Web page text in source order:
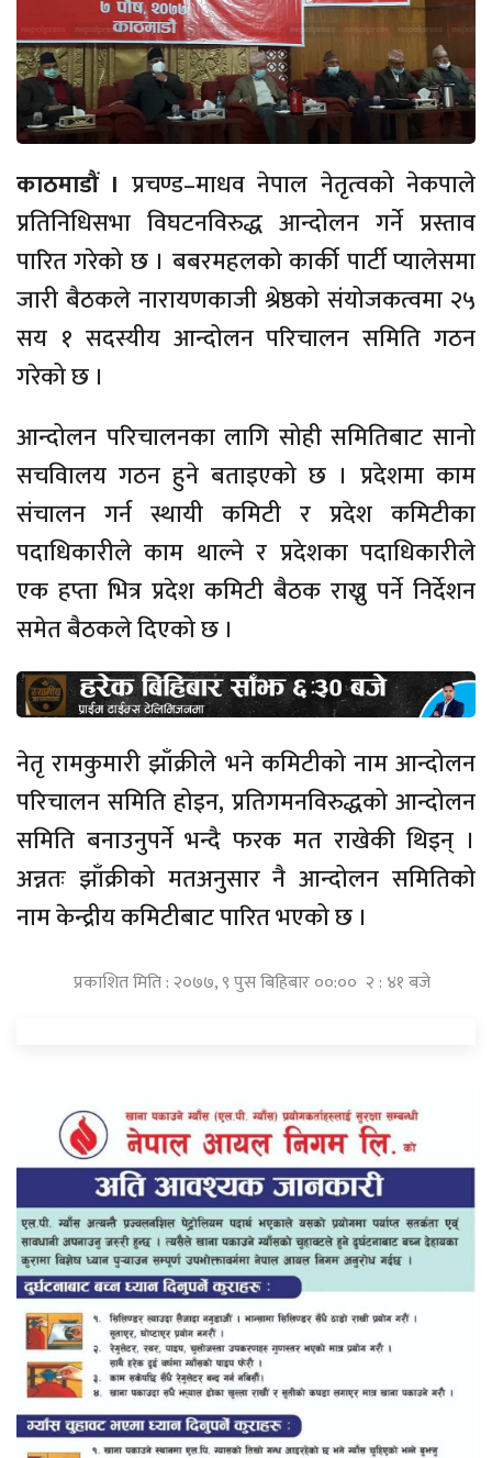
काठमाडौं । प्रचण्ड–माधव नेपाल नेतृत्वको नेकपाले
प्रतिनिधिसभा विघटनविरुद्ध आन्दोलन गर्ने प्रस्ताव
पारित गरेको छ । बबरमहलको कार्की पार्टी प्यालेसमा
जारी बैठकले नारायणकाजी श्रेष्ठको संयोजकत्वमा २५
सय १ सदस्यीय आन्दोलन परिचालन समिति गठन
गरेको छ ।
आन्दोलन परिचालनका लागि सोही समितिबाट सानो
सचविालय गठन हुने बताइएको छ । प्रदेशमा काम
संचालन गर्न स्थायी कमिटी र प्रदेश कमिटीका
पदाधिकारीले काम थाल्ने र प्रदेशका पदाधिकारीले
एक हप्ता भित्र प्रदेश कमिटी बैठक राख्नु पर्ने निर्देशन
समेत बैठकले दिएको छ ।
नेतृ रामकुमारी झाँक्रीले भने कमिटीको नाम आन्दोलन
परिचालन समिति होइन, प्रतिगमनविरुद्धको आन्दोलन
समिति बनाउनुपर्ने भन्दै फरक मत राखेकी थिइन् ।
अन्नतः झाँक्रीको मतअनुसार नै आन्दोलन समितिको
नाम केन्द्रीय कमिटीबाट पारित भएको छ ।
प्रकाशित मिति : २०७७, ९ पुस बिहिबार ००:०० २ : ४१ बजे